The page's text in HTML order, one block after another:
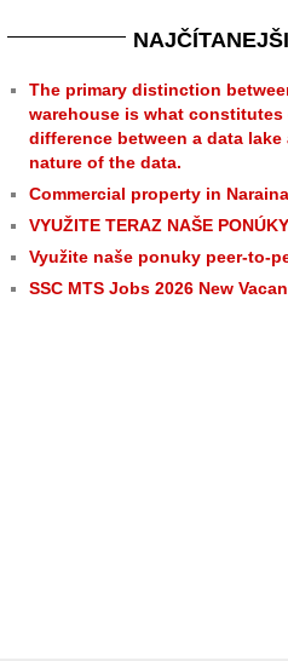
The primary distinction
warehouse is what constitutes
difference between a data
nature of the data.
Commercial property in
VYUŽITE TERAZ NAŠE
Využite naše ponuky peer-to-
SSC MTS Jobs 2026 New